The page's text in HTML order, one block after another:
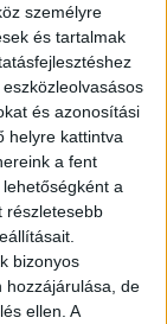
személyre
és tartalmak
és azonosítási
helyre kattintva
a fent
a
részletesebb
bizonyos
hozzájárulása, de
ellen. A
ordibálás
8 napon